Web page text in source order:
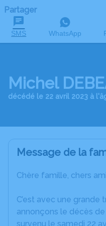
Partager
SMS WhatsApp
Michel
décédé le 22 avril 2023 à
Message de la
Chère famille, chers
C’est avec une grande
annonçons le décès de
survenu le samedi 22